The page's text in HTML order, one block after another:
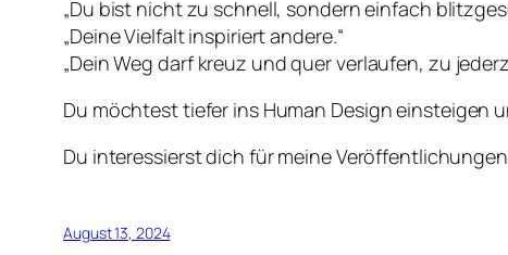
„Du bist nicht zu schnell, sondern einfach
„Deine Vielfalt inspiriert andere.“
„Dein Weg darf kreuz und quer verlaufen, zu
Du möchtest tiefer ins Human Design einsteigen
Du interessierst dich für meine
August 13, 2024